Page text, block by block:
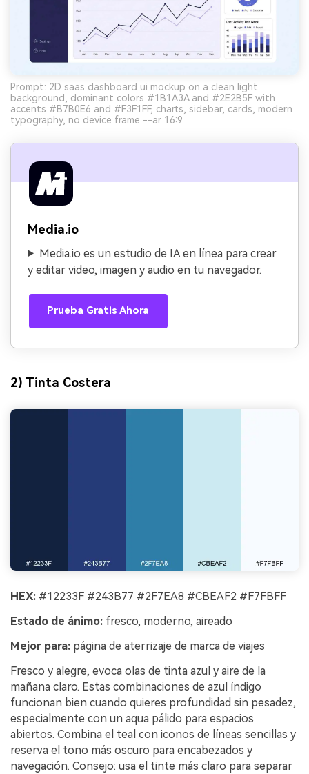
Prompt: 2D saas dashboard ui mockup on a clean light
background, dominant colors #1B1A3A and #2E2B5F with
accents #B7B0E6 and #F3F1FF, charts, sidebar, cards, modern
typography, no device frame --ar 16:9
Media.io
Media.io es un estudio de IA en línea para crear
y editar video, imagen y audio en tu navegador.
Prueba Gratis Ahora
2) Tinta Costera
HEX: #12233F #243B77 #2F7EA8 #CBEAF2 #F7FBFF
Estado de ánimo: fresco, moderno, aireado
Mejor para: página de aterrizaje de marca de viajes
Fresco y alegre, evoca olas de tinta azul y aire de la
mañana claro. Estas combinaciones de azul índigo
funcionan bien cuando quieres profundidad sin pesadez,
especialmente con un aqua pálido para espacios
abiertos. Combina el teal con iconos de líneas sencillas y
reserva el tono más oscuro para encabezados y
navegación. Consejo: usa el tinte más claro para separar